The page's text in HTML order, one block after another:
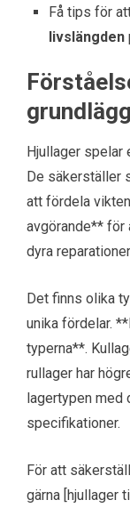
Få tips för
livslängden
Hjullager spelar
De säkerställer
att fördela
avgörande** för
dyra
Det finns olika
unika fördelar.
typerna**.
rullager har
lagertypen med
specifikationer.
För att
gärna [hjullager